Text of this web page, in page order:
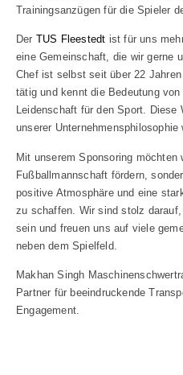
Trainingsanzügen für die Spieler
Der TUS Fleestedt ist für uns
eine Gemeinschaft, die wir gerne
Chef ist selbst seit über 22
tätig und kennt die Bedeutung
Leidenschaft für den Sport. Diese
unserer Unternehmensphilosophie
Mit unserem Sponsoring möchten
Fußballmannschaft fördern,
positive Atmosphäre und eine
zu schaffen. Wir sind stolz
sein und freuen uns auf viele
neben dem Spielfeld.
Makhan Singh
Partner für beeindruckende
Engagement.